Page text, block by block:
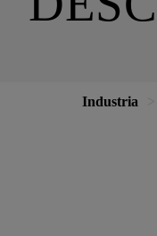
Industria